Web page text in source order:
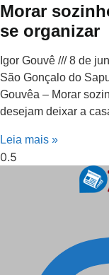
Morar
se organizar
Igor Gouvê
8 de
São Gonçalo do
Gouvêa – Morar
desejam deixar a
Leia mais »